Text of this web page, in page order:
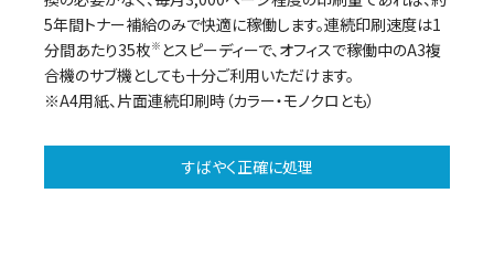
d
5年間トナー補給のみで快適に稼働します。連続印刷速度は1
分間あたり35枚※ とスピーディーで、オフィスで稼働中のA3複
合機のサブ機としても十分ご利用いただけます。
※A4用紙、片面連続印刷時（カラー・モノクロとも）
すばやく正確に処理